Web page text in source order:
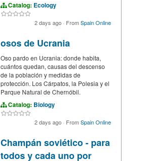
Catalog: Ecology
2 days ago · FromSpain Online
osos de Ucrania
Oso pardo en Ucrania: donde habita,
cuántos quedan, causas del descenso
de la población y medidas de
protección. Los Cárpatos, la Polesia y el
Parque Natural de Chernóbil.
Catalog: Biology
2 days ago · FromSpain Online
Champán soviético - para
todos y cada uno por